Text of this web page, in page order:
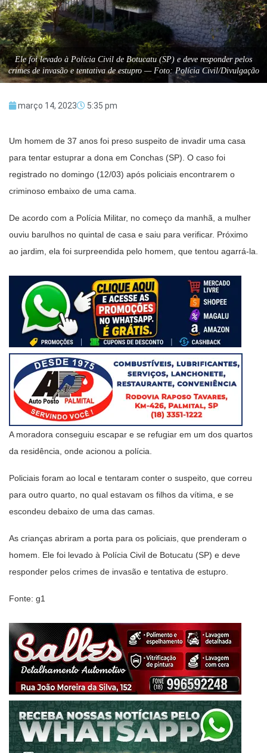
Ele foi levado à Polícia Civil de Botucatu (SP) e deve responder pelos
crimes de invasão e tentativa de estupro — Foto: Polícia Civil/Divulgação
março 14, 2023 5:35 pm
Um homem de 37 anos foi preso suspeito de invadir uma casa
para tentar estuprar a dona em Conchas (SP). O caso foi
registrado no domingo (12/03) após policiais encontrarem o
criminoso embaixo de uma cama.
De acordo com a Polícia Militar, no começo da manhã, a mulher
ouviu barulhos no quintal de casa e saiu para verificar. Próximo
ao jardim, ela foi surpreendida pelo homem, que tentou agarrá-la.
A moradora conseguiu escapar e se refugiar em um dos quartos
da residência, onde acionou a polícia.
Policiais foram ao local e tentaram conter o suspeito, que correu
para outro quarto, no qual estavam os filhos da vítima, e se
escondeu debaixo de uma das camas.
As crianças abriram a porta para os policiais, que prenderam o
homem. Ele foi levado à Polícia Civil de Botucatu (SP) e deve
responder pelos crimes de invasão e tentativa de estupro.
Fonte: g1